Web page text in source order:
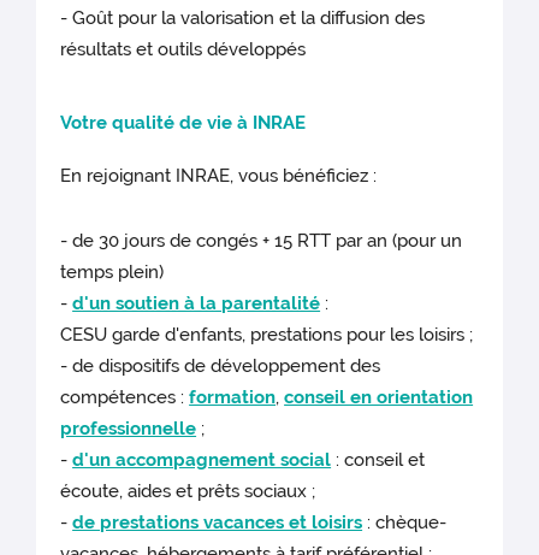
- Goût pour la valorisation et la diffusion des
résultats et outils développés
Votre qualité de vie à INRAE
En rejoignant INRAE, vous bénéficiez :
- de 30 jours de congés + 15 RTT par an (pour un
temps plein)
-d'un soutien à la parentalité :
CESU garde d'enfants, prestations pour les loisirs ;
- de dispositifs de développement des
compétences :formation,conseil en orientation
professionnelle ;
-d'un accompagnement social : conseil et
écoute, aides et prêts sociaux ;
-de prestations vacances et loisirs : chèque-